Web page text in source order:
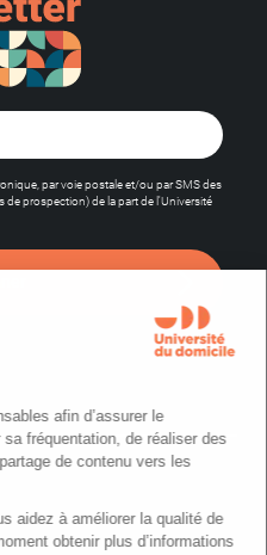
par voie postale et/ou par SMS des
prospection) de la part de l'Université